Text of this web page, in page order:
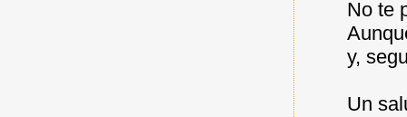
No te
y,
Un